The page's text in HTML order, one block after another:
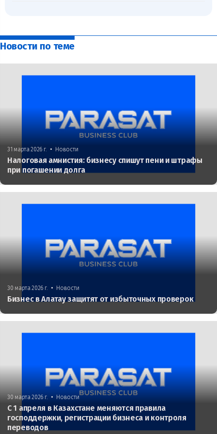
Новости по теме
31 марта 2026 г. • Новости
Налоговая амнистия: бизнесу спишут пени и штрафы
при погашении долга
30 марта 2026 г. • Новости
Бизнес в Алатау защитят от избыточных проверок
30 марта 2026 г. • Новости
С 1 апреля в Казахстане меняются правила
господдержки, регистрации бизнеса и контроля
переводов